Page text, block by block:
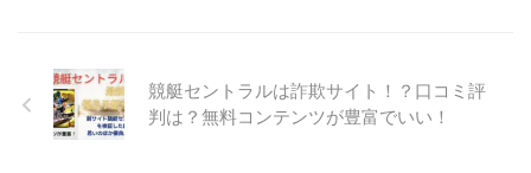
競艇セントラルは詐欺サイト！？口コミ評
判は？無料コンテンツが豊富でいい！